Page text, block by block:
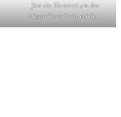
fast ein Wettstreit um den
originellsten Schornstein …